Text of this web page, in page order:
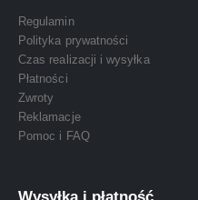
Regulamin
Polityka prywatności
Czas realizacji i wysyłka
Płatności
Zwroty
Reklamacje
Pomoc i FAQ